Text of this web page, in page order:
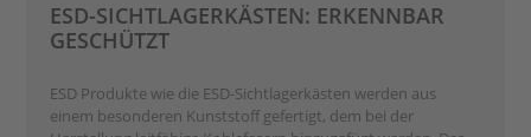
ESD-SICHTLAGERKÄSTEN: ERKENNBAR
GESCHÜTZT
ESD Produkte wie die ESD-Sichtlagerkästen werden aus
einem besonderen Kunststoff gefertigt, dem bei der